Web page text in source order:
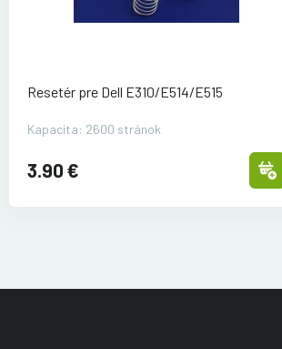
Resetér pre Dell E310/E514/E515
Kapacita: 2600 stránok
3.90 €